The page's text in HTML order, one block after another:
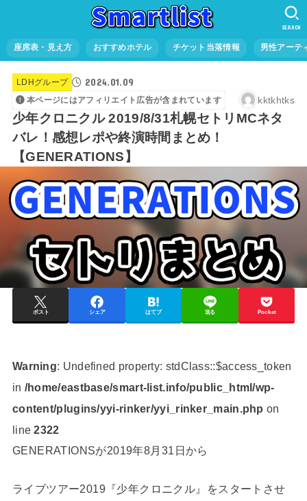
座席表・見え方 おすすめホテル チケット当落情報 男性アーテ
SEARCH
LDHグループ 2024.01.09
本ページにはアフィリエイト広告が含まれています kktkhtks
少年クロニクル 2019/8/31札幌セトリMCネタ
バレ！感想レポや終演時間まとめ！
【GENERATIONS】
ポスト シェア はてブ 送る Pocket
Warning: Undefined property: stdClass::$access_token
in /home/eastbase/smart-list.info/public_html/wp-
content/plugins/yyi-rinker/yyi_rinker_main.php on
line2322
GENERATIONSが2019年8月31日から
ライブツアー2019『少年クロニクル』をスタートさせ